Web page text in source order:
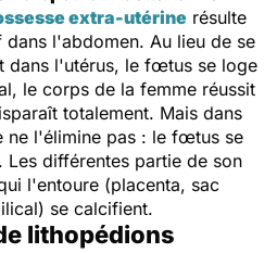
extra-utérine résulte
l'abdomen. Au lieu de se
dans l'utérus, le fœtus se loge
le corps de la femme réussit
totalement. Mais dans
ne l'élimine pas : le fœtus se
différentes partie de son
l'entoure (placenta, sac
se calcifient.
lithopédions